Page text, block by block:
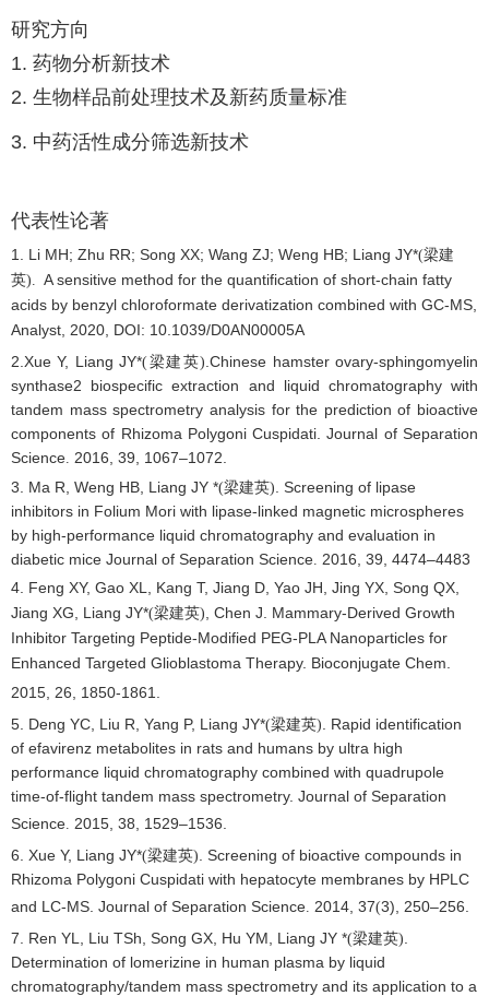
研究方向
1. 药物分析新技术
2. 生物样品前处理技术及新药质量标准
3. 中药活性成分筛选新技术
代表性论著
1. Li MH; Zhu RR; Song XX; Wang ZJ; Weng HB; Liang JY*(梁建
英). A sensitive method for the quantification of short-chain fatty
acids by benzyl chloroformate derivatization combined with GC-MS,
Analyst, 2020, DOI: 10.1039/D0AN00005A
2 .Xue Y, Liang JY*(梁建英) .Chinese hamster ovary-sphingomyelin
synthase2 biospecific extraction and liquid chromatography with
tandem mass spectrometry analysis for the prediction of bioactive
components of Rhizoma Polygoni Cuspidati. Journal of Separation
Science. 2016 39, 1067–1072.
3. Ma R, Weng HB, Liang JY *(梁建英) . Screening of lipase
inhibitors in Folium Mori with lipase-linked magnetic microspheres
by high-performance liquid chromatography and evaluation in
diabetic mice Journal of Separation Science. 2016 39, 4474–4483
4. Feng XY, Gao XL, Kang T, Jiang D, Yao JH, Jing YX, Song QX,
Jiang XG, Liang JY*(梁建英) , Chen J. Mammary-Derived Growth
Inhibitor Targeting Peptide-Modified PEG-PLA Nanoparticles for
Enhanced Targeted Glioblastoma Therapy. Bioconjugate Chem.
2015, 26, 1850-1861.
5. Deng YC, Liu R, Yang P, Liang JY*(梁建英) . Rapid identification
of efavirenz metabolites in rats and humans by ultra high
performance liquid chromatography combined with quadrupole
time-of-flight tandem mass spectrometry. Journal of Separation
Science. 2015 38, 1529–1536.
6. Xue Y, Liang JY*(梁建英) . Screening of bioactive compounds in
Rhizoma Polygoni Cuspidati with hepatocyte membranes by HPLC
and LC-MS. Journal of Separation Science. 2014 37(3) , 250–256.
7. Ren YL, Liu TSh, Song GX, Hu YM, Liang JY *(梁建英)
Determination of lomerizine in human plasma by liquid
chromatography/tandem mass spectrometry and its application to a